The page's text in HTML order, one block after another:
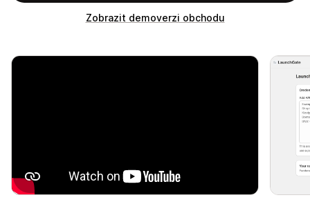
Zobrazit demoverzi obchodu